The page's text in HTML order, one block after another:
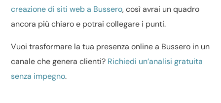
creazione di siti web a Bussero, così avrai un quadro
ancora più chiaro e potrai collegare i punti.
Vuoi trasformare la tua presenza online a Bussero in un
canale che genera clienti? Richiedi un’analisi gratuita
senza impegno.